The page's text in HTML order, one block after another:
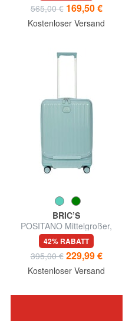
565,00 € 169,50 €
Kostenloser Versand
BRIC’S
POSITANO Mittelgroßer,
erweiterbarer Trolley
42% RABATT
395,00 € 229,99 €
Kostenloser Versand